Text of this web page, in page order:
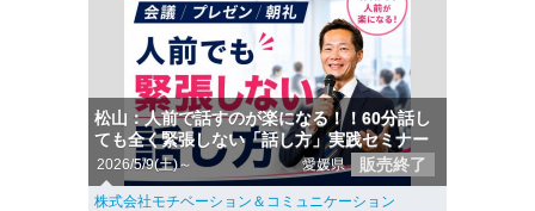
松山：人前で話すのが楽になる！！60分話し
ても全く緊張しない「話し方」実践セミナー
2026/5/9(土)～ 愛媛県 販売終了
株式会社モチベーション＆コミュニケーション